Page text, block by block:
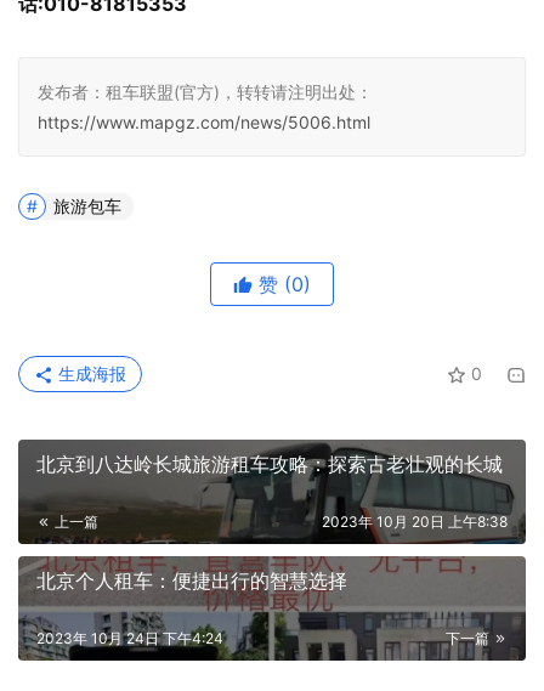
发布者：租车联盟(官方)，转转请注明出处：
https://www.mapgz.com/news/5006.html
旅游包车
赞 (0)
0
生成海报
北京到八达岭长城旅游租车攻略：探索古老壮观的长城
上一篇 2023年 10月 20日 上午8:38
北京个人租车：便捷出行的智慧选择
下一篇
2023年 10月 24日 下午4:24